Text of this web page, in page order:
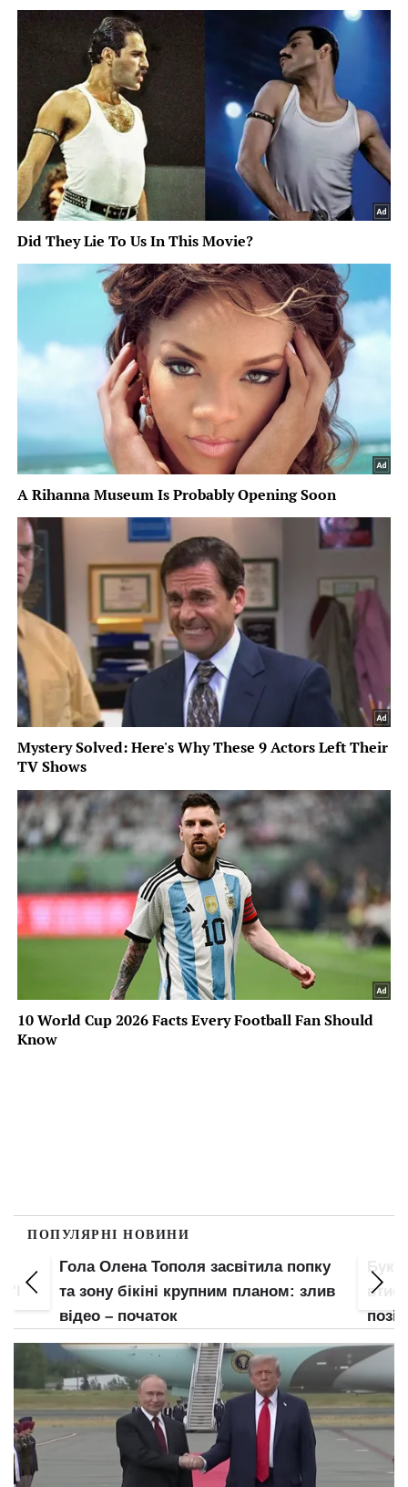
ПОПУЛЯРНІ НОВИНИ
Гола Олена Тополя засвітила попку
та зону бікіні крупним планом: злив
відео – початок